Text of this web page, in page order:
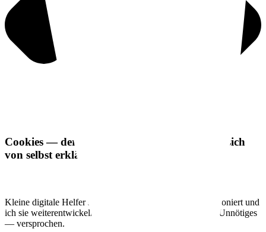
Cookies — der einzige Teil meiner Arbeit, der sich
von selbst erklärt.
Kleine digitale Helfer sorgen dafür, dass diese Seite funktioniert und
ich sie weiterentwickeln kann. Nichts Verstecktes, nichts Unnötiges
— versprochen.